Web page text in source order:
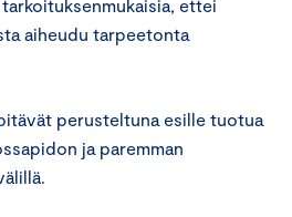
ettei
aiheudu tarpeetonta
perusteltuna esille tuotua
ja paremman